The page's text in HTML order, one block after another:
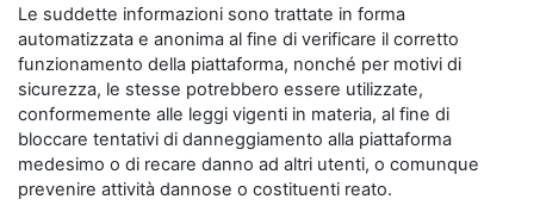
Le suddette informazioni sono trattate in forma
automatizzata e anonima al fine di verificare il corretto
funzionamento della piattaforma, nonché per motivi di
sicurezza, le stesse potrebbero essere utilizzate,
conformemente alle leggi vigenti in materia, al fine di
bloccare tentativi di danneggiamento alla piattaforma
medesimo o di recare danno ad altri utenti, o comunque
prevenire attività dannose o costituenti reato.